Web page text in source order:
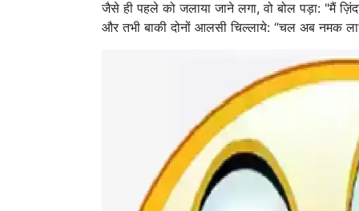
जैसे ही पहले को जलाया जाने लगा, वो बोल पड़ा: "मैं
और तभी बाकी दोनों आलसी चिल्लाये: “चल अब नमक ला”